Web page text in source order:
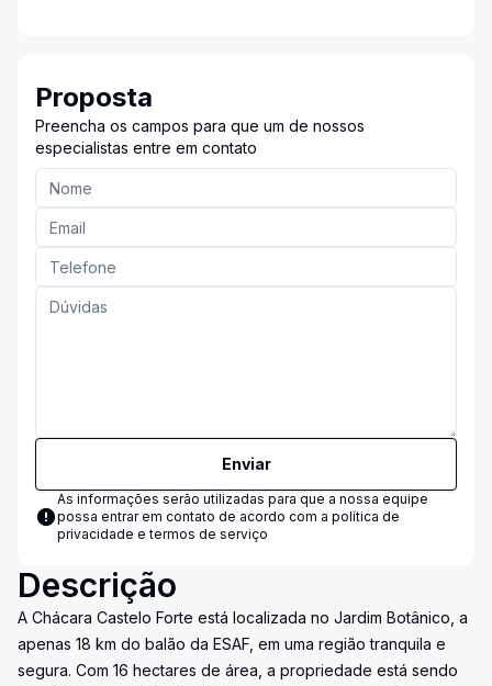
Proposta
Preencha os campos para que um de nossos
especialistas entre em contato
Enviar
As informações serão utilizadas para que a nossa equipe
possa entrar em contato de acordo com a política de
privacidade e termos de serviço
Descrição
A Chácara Castelo Forte está localizada no Jardim Botânico, a
apenas 18 km do balão da ESAF, em uma região tranquila e
segura. Com 16 hectares de área, a propriedade está sendo